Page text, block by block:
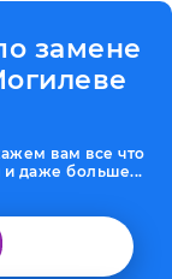
замене
вам все что
и даже больше...